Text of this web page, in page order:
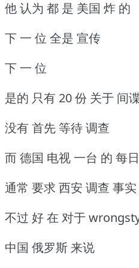
他 认为 都 是 美国 炸 的
下 一 位 全是 宣传
下 一 位
是的 只有 20 份 关于 间
没有 首先 等待 调查
而 德国 电视 一台 的 每
通常 要求 西安 调查 事实
不过 好 在 对于
中国 俄罗斯 来说